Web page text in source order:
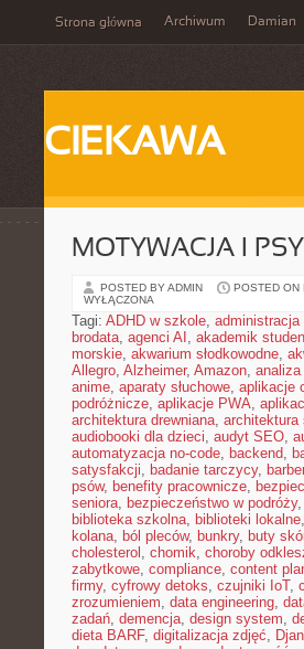
Strona główna Archiwum Damian
CIEKAWA
MOTYWACJA I
POSTED BY ADMIN POSTED ON
WYŁĄCZONA
Tagi: ADHD w szkole, administracja
brodata, agenci AI , akademik
morskie, akwarium słodkowodne,
Allegro, Alzheimer, Amazon,
anime, aparaty słuchowe, aplikacje
podróżnicze, aplikacje PWA,
architektura drewniana, architektura
audiobooki dla dzieci, audyt SEO,
automatyzacja no-code, backend,
satysfakcji, badanie tarczycy, barber
psów, benefity pracownicze,
seniora, bezpieczeństwo w podróży,
biblioteka szkolna, biblioteki lokalne,
kolana, ból pleców, bunkry, buty
cholesterol , chomik, choroby
zabytkowe, compliance, content
firmy, cyfrowy detoks, czujniki IoT,
zrozumieniem, data engineering,
zadań, demencja, design system,
dieta BARF, digitalizacja zdjęć,